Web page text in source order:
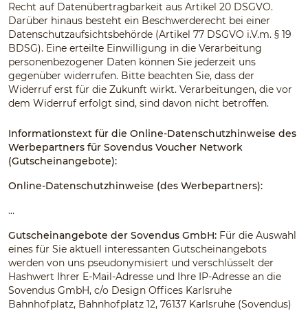
Recht auf Datenübertragbarkeit aus Artikel 20 DSGVO.
Darüber hinaus besteht ein Beschwerderecht bei einer
Datenschutzaufsichtsbehörde (Artikel 77 DSGVO i.V.m. § 19
BDSG). Eine erteilte Einwilligung in die Verarbeitung
personenbezogener Daten können Sie jederzeit uns
gegenüber widerrufen. Bitte beachten Sie, dass der
Widerruf erst für die Zukunft wirkt. Verarbeitungen, die vor
dem Widerruf erfolgt sind, sind davon nicht betroffen.
Informationstext für die Online-Datenschutzhinweise des
Werbepartners für Sovendus Voucher Network
(Gutscheinangebote):
Online-Datenschutzhinweise (des Werbepartners):
…
Gutscheinangebote der Sovendus GmbH: Für die Auswahl
eines für Sie aktuell interessanten Gutscheinangebots
werden von uns pseudonymisiert und verschlüsselt der
Hashwert Ihrer E-Mail-Adresse und Ihre IP-Adresse an die
Sovendus GmbH, c/o Design Offices Karlsruhe
Bahnhofplatz, Bahnhofplatz 12, 76137 Karlsruhe (Sovendus)